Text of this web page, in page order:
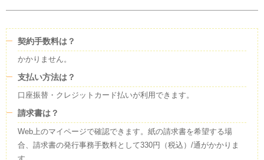
契約手数料は？
かかりません。
支払い方法は？
口座振替・クレジットカード払いが利用できます。
請求書は？
Web上のマイページで確認できます。紙の請求書を希望する場
合、請求書の発行事務手数料として330円（税込）/通がかかりま